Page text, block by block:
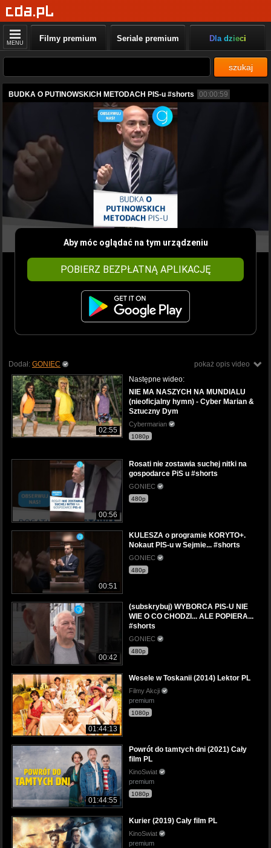
MENU Filmy premium Seriale premium Dla dzieci
szukaj
BUDKA O PUTINOWSKICH METODACH PIS-u #shorts 00:00:59
Aby móc oglądać na tym urządzeniu
POBIERZ BEZPŁATNĄ APLIKACJĘ
pokaż opis video
Dodał: GONIEC
02:55
Następne wideo:
NIE MA NASZYCH NA MUNDIALU
(nieoficjalny hymn) - Cyber Marian &
Sztuczny Dym
Cybermarian
1080p
00:56
Rosati nie zostawia suchej nitki na
gospodarce PiS u #shorts
GONIEC
480p
00:51
KULESZA o programie KORYTO+.
Nokaut PIS-u w Sejmie... #shorts
GONIEC
480p
00:42
(subskrybuj) WYBORCA PIS-U NIE
WIE O CO CHODZI... ALE POPIERA...
#shorts
GONIEC
480p
01:44:13
Wesele w Toskanii (2014) Lektor PL
Filmy Akcji
premium
1080p
01:44:55
Powrót do tamtych dni (2021) Cały
film PL
KinoSwiat
premium
1080p
Kurier (2019) Cały film PL
KinoSwiat
premium